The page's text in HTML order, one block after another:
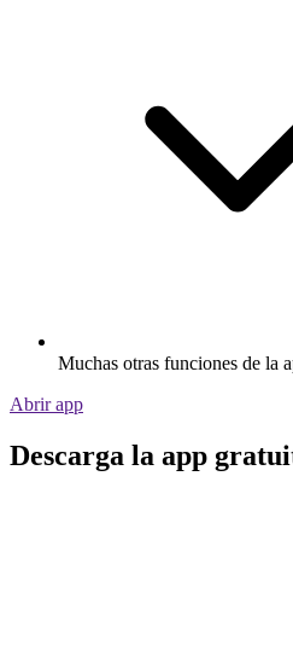
Muchas otras funciones de la
Abrir app
Descarga la app